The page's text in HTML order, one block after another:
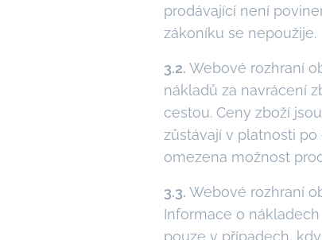
prodávající není
zákoníku se nepoužije.
3.2. Webové rozhraní
nákladů za navrácení
cestou. Ceny zboží
zůstávají v platnosti
omezena možnost
3.3. Webové rozhraní
Informace o
pouze v případech,